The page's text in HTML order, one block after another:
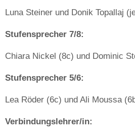
Luna Steiner und Donik Topallaj
Stufensprecher 7/8:
Chiara Nickel (8c) und Dominic
Stufensprecher 5/6:
Lea Röder (6c) und Ali Moussa
Verbindungslehrer/in: